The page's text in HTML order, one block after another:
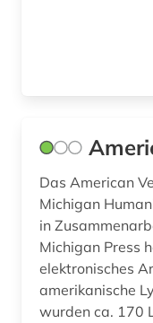
fid asien (1)
fid benelux (1)
Das American
Michigan
in
Michigan Press
elektronisches
amerikanische
wurden ca. 170